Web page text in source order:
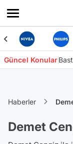
Güncel Konular
Haberler
Demet